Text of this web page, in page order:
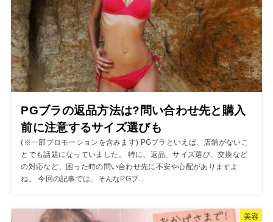
PGブラの返品方法は?問い合わせ先と購入
前に注意するサイズ選びも
(※一部プロモーションを含みます) PGブラといえば、店舗がないこ
とでも話題になっていました。 特に、返品、サイズ選び、交換など
の対応など、困った時の問い合わせ先に不安や心配がありますよ
ね。 今回の記事では、そんなPGブ...
美容